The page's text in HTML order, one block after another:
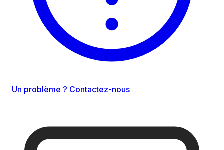
Un problème ? Contactez-nous